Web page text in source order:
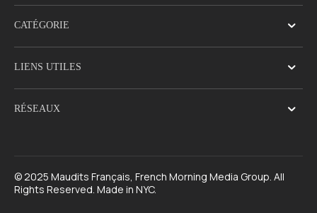
CATÉGORIE
LIENS UTILES
RÉSEAUX
© 2025 Maudits Français, French Morning Media Group. All
Rights Reserved. Made in NYC.